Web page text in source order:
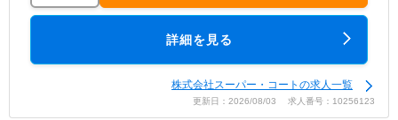
詳細を見る
株式会社スーパー・コートの求人一覧
更新日：2026/08/03 求人番号：10256123